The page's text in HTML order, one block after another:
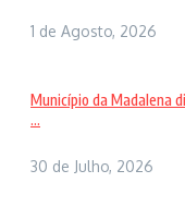
1 de Agosto, 2026
Município da Madalena
...
30 de Julho, 2026